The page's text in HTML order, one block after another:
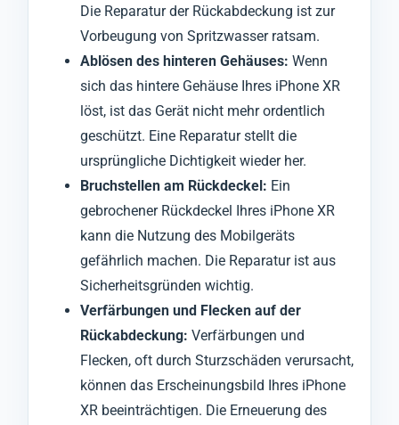
Die Reparatur der Rückabdeckung ist zur
Vorbeugung von Spritzwasser ratsam.
Ablösen des hinteren Gehäuses: Wenn
sich das hintere Gehäuse Ihres iPhone XR
löst, ist das Gerät nicht mehr ordentlich
geschützt. Eine Reparatur stellt die
ursprüngliche Dichtigkeit wieder her.
Bruchstellen am Rückdeckel: Ein
gebrochener Rückdeckel Ihres iPhone XR
kann die Nutzung des Mobilgeräts
gefährlich machen. Die Reparatur ist aus
Sicherheitsgründen wichtig.
Verfärbungen und Flecken auf der
Rückabdeckung: Verfärbungen und
Flecken, oft durch Sturzschäden verursacht,
können das Erscheinungsbild Ihres iPhone
XR beeinträchtigen. Die Erneuerung des